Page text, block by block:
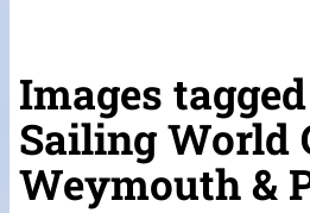
Images
Sailing World
Weymouth &